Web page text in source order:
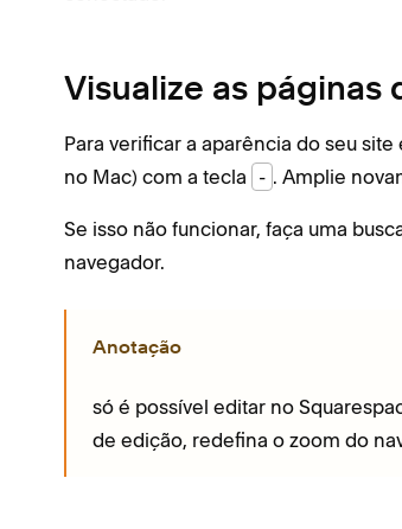
Visualize as páginas
Para verificar a aparência do seu
no Mac) com a tecla - . Amplie
Se isso não funcionar, faça uma
navegador.
Anotação
só é possível editar no
de edição, redefina o zoom do